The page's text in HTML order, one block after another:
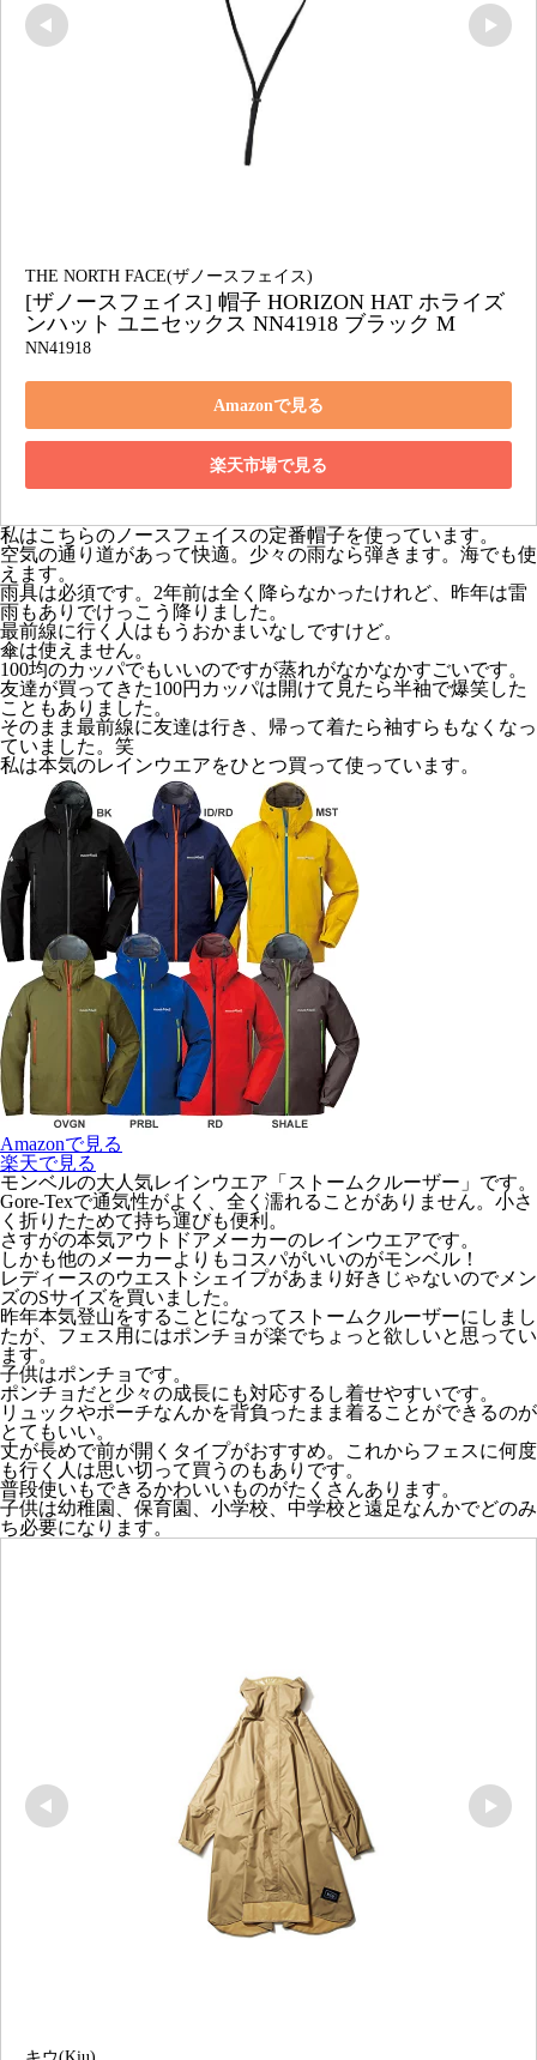
THE NORTH FACE(ザノースフェイス)
[ザノースフェイス] 帽子 HORIZON HAT ホライズ
ンハット ユニセックス NN41918 ブラック M
NN41918
Amazonで見る
楽天市場で見る
私はこちらのノースフェイスの定番帽子を使っています。
空気の通り道があって快適。少々の雨なら弾きます。海でも使
えます。
雨具は必須です。2年前は全く降らなかったけれど、昨年は雷
雨もありでけっこう降りました。
最前線に行く人はもうおかまいなしですけど。
傘は使えません。
100均のカッパでもいいのですが蒸れがなかなかすごいです。
友達が買ってきた100円カッパは開けて見たら半袖で爆笑した
こともありました。
そのまま最前線に友達は行き、帰って着たら袖すらもなくなっ
ていました。笑
私は本気のレインウエアをひとつ買って使っています。
Amazonで見る
楽天で見る
モンベルの大人気レインウエア「ストームクルーザー」です。
Gore-Texで通気性がよく、全く濡れることがありません。小さ
く折りたためて持ち運びも便利。
さすがの本気アウトドアメーカーのレインウエアです。
しかも他のメーカーよりもコスパがいいのがモンベル！
レディースのウエストシェイプがあまり好きじゃないのでメン
ズのSサイズを買いました。
昨年本気登山をすることになってストームクルーザーにしまし
たが、フェス用にはポンチョが楽でちょっと欲しいと思ってい
ます。
子供はポンチョです。
ポンチョだと少々の成長にも対応するし着せやすいです。
リュックやポーチなんかを背負ったまま着ることができるのが
とてもいい。
丈が長めで前が開くタイプがおすすめ。これからフェスに何度
も行く人は思い切って買うのもありです。
普段使いもできるかわいいものがたくさんあります。
子供は幼稚園、保育園、小学校、中学校と遠足なんかでどのみ
ち必要になります。